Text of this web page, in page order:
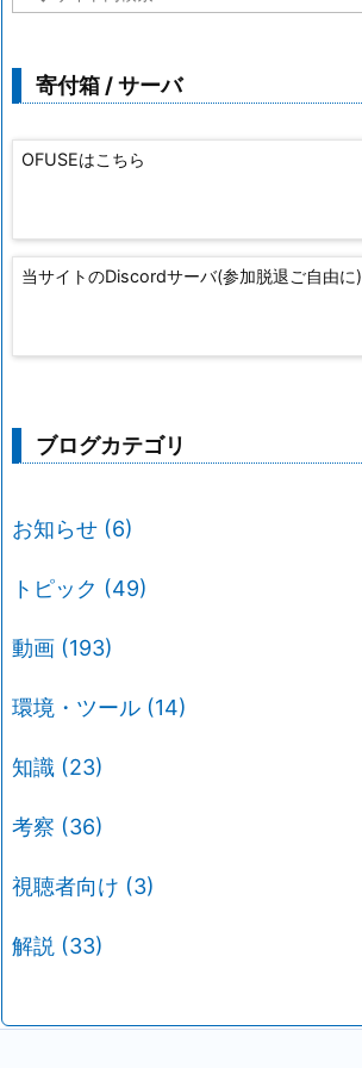
寄付箱 / サーバ
OFUSEはこちら
当サイトのDiscordサーバ(参加脱退ご自由に)
ブログカテゴリ
お知らせ (6)
トピック (49)
動画 (193)
環境・ツール (14)
知識 (23)
考察 (36)
視聴者向け (3)
解説 (33)